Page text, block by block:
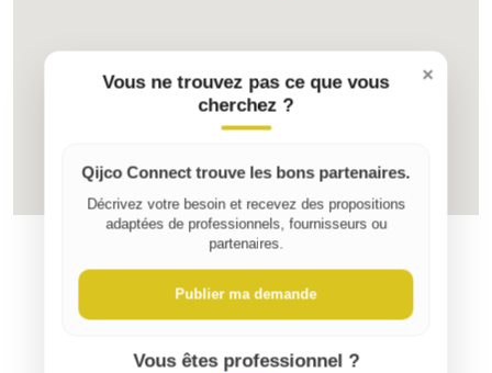
×
Vous ne trouvez pas ce que vous
cherchez ?
Qijco Connect trouve les bons partenaires.
Décrivez votre besoin et recevez des propositions
adaptées de professionnels, fournisseurs ou
partenaires.
Publier ma demande
Vous êtes professionnel ?